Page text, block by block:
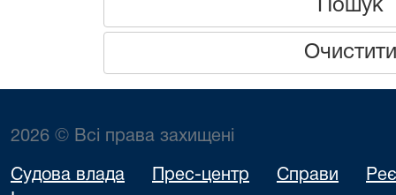
Пошук
Очистити
2026 © Всі права захищені
Судова влада Прес-центр Справи